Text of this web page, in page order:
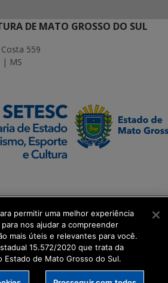
DE MATO GROSSO DO SUL
559
| MS
permitir uma melhor experiência
nos ajudar a compreender
mais úteis e relevantes para você.
15.572/2020 que trata da
Estado de Mato Grosso do Sul.